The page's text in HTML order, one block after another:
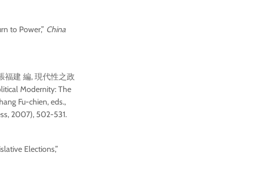
to Power,” China
福建 編, 現代性之政
Modernity: The
Fu-chien, eds.,
2007), 502-531.
Elections,”